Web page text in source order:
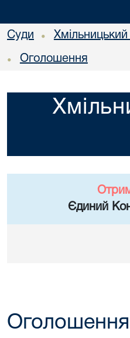
Суди • Хмільницький
• Оголошення
Єдиний